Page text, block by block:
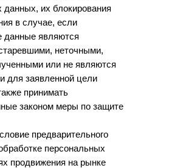
данных, их блокирования
в случае, если
данные являются
неточными,
или не являются
для заявленной цели
принимать
законом меры по защите
предварительного
персональных
продвижения на рынке